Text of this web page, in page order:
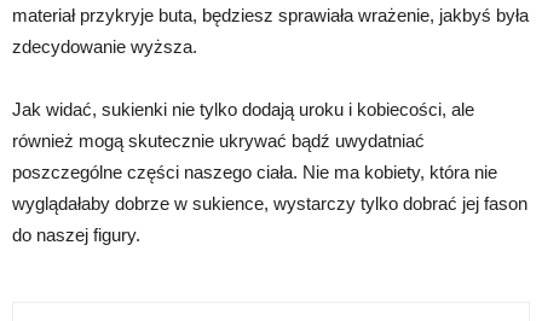
materiał przykryje buta, będziesz sprawiała wrażenie, jakbyś była
zdecydowanie wyższa.
Jak widać, sukienki nie tylko dodają uroku i kobiecości, ale
również mogą skutecznie ukrywać bądź uwydatniać
poszczególne części naszego ciała. Nie ma kobiety, która nie
wyglądałaby dobrze w sukience, wystarczy tylko dobrać jej fason
do naszej figury.